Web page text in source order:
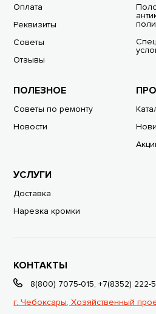
Оплата
Реквизиты
Советы
Отзывы
ПОЛЕЗНОЕ
Советы по ремонту
Новости
УСЛУГИ
Доставка
Нарезка кромки
КОНТАКТЫ
8(800) 7075-015,+7(8352) 222-
г. Чебоксары, Хозяйственный